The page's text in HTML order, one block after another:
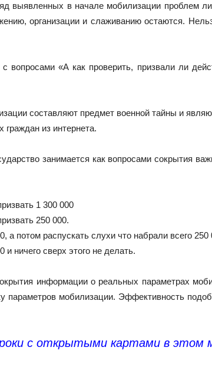
выявленных в начале мобилизации проблем
организации и слаживанию остаются.
вопросами «А как проверить, призвали ли
составляют предмет военной тайны и
из интернета.
занимается как вопросами сокрытия
1 300 000
250 000.
а потом распускать слухи что набрали всего
ничего сверх этого не делать.
информации о реальных параметрах
параметров мобилизации. Эффективность
с открытыми картами в этом